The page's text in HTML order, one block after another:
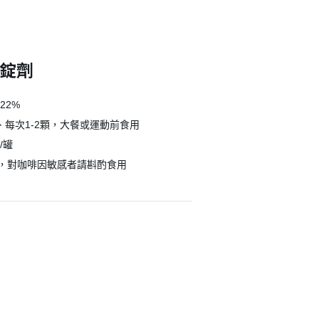
劑
每次1-2顆，大餐或運動前食用
罐
對咖啡因敏感者請斟酌食用